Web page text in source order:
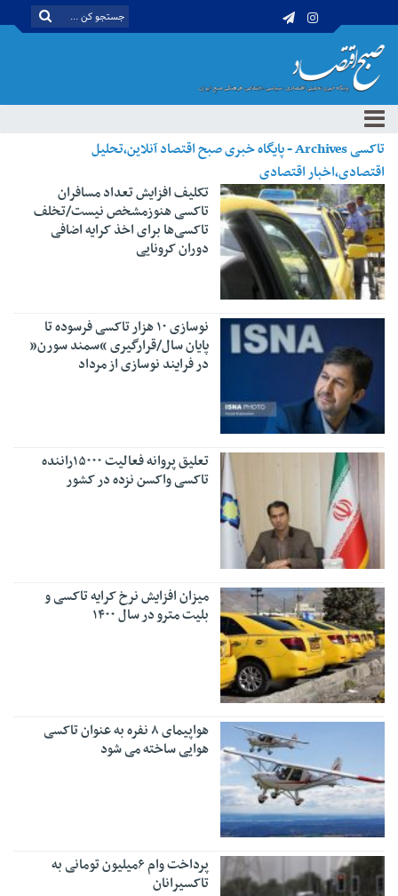
تاکسی Archives - پایگاه خبری صبح اقتصاد آنلاین،تحلیل
اقتصادی،اخبار اقتصادی
تکلیف افزایش تعداد مسافران
تاکسی هنوزمشخص نیست/تخلف
تاکسی‌ها برای اخذ کرایه اضافی
دوران کرونایی
نوسازی ۱۰ هزار تاکسی فرسوده تا
پایان سال/قرارگیری “سمند سورن”
در فرایند نوسازی از مرداد
تعلیق پروانه فعالیت ۱۵۰۰۰راننده
تاکسی واکسن نزده در کشور
میزان افزایش نرخ کرایه تاکسی و
بلیت مترو در سال ۱۴۰۰
هواپیمای ۸ نفره به عنوان تاکسی
هوایی ساخته می شود
پرداخت وام ۶میلیون تومانی به
تاکسیرانان